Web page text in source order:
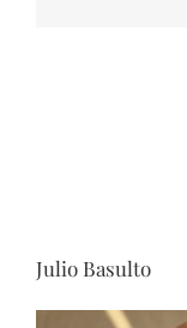
Julio Basulto